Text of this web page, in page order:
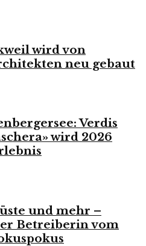
wird von
neu gebaut
Verdis
wird 2026
und mehr –
Betreiberin vom